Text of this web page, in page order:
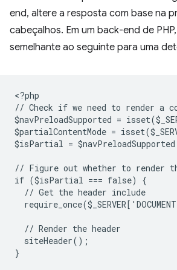
end, altere a resposta com base na
cabeçalhos. Em um back-end de
semelhante ao seguinte para uma
<?php
// Check if we need to render a
$navPreloadSupported =
$partialContentMode =
$isPartial =
// Figure out whether to render
if ($isPartial === false) {
  // Get the header include
  // Render the header
  siteHeader();
}